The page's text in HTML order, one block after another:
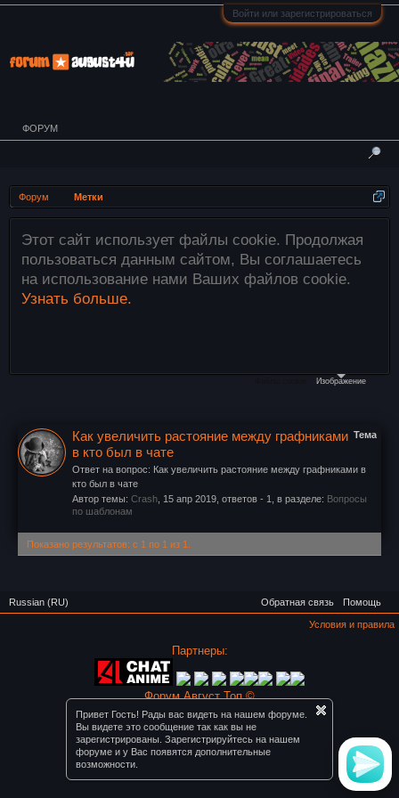
Войти или зарегистрироваться
Форум Метки
файлы cookie. Продолжая
данным сайтом, Вы соглашаетесь
нами Ваших файлов cookie.
этого
Изображение
Привет Гость! Рады вас видеть на нашем форуме.
Вы видете это сообщение так как вы не
зарегистрированы. Зарегистрируйтесь на нашем
форуме и у Вас появятся дополнительные
возможности.
Тема
Как увеличить растояние между графниками
в кто был в чате
Ответ на вопрос: Как увеличить растояние между графниками в
кто был в чате
Автор темы: Crash 15 апр 2019 , ответов - 1, в разделе: Вопросы
по шаблонам
Показано результатов: с 1 по 1 из 1.
ФОРУМ
Russian (RU) Обратная связь Помощь
Условия и правила
Партнеры:
Форум Август Топ ©